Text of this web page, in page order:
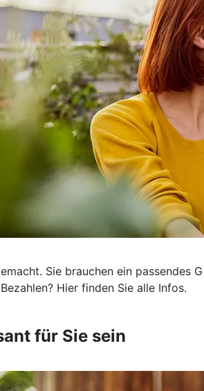
Sie brauchen ein
Hier finden Sie alle Infos.
für Sie sein